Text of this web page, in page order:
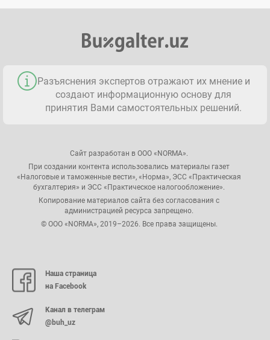
Разъяснения экспертов отражают их мнение и
создают информационную основу для
принятия Вами самостоятельных решений.
Сайт разработан в ООО «NORMA».
При создании контента использовались материалы газет
«Налоговые и таможенные вести», «Норма», ЭСС «Практическая
бухгалтерия» и ЭСС «Практическое налогообложение».
Копирование материалов сайта без согласования с
администрацией ресурса запрещено.
© ООО «NORMA», 2019–2026. Все права защищены.
Наша страница
на Facebook
Канал в телеграм
@buh_uz